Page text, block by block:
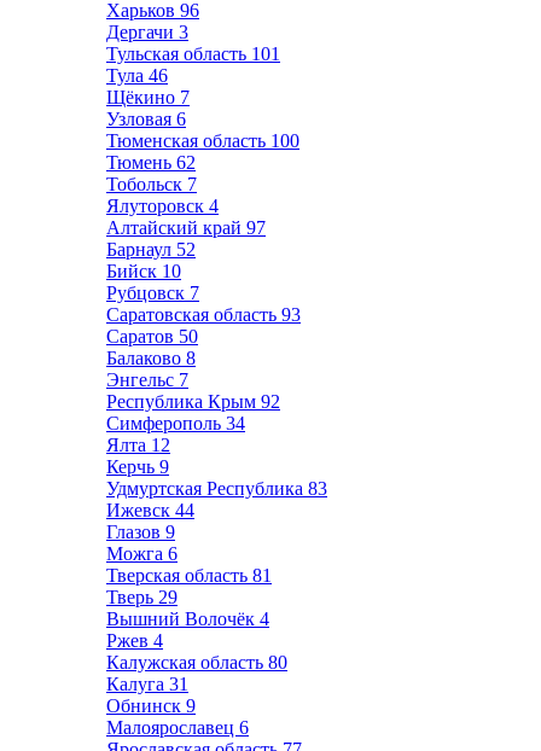
Харьков 96
Дергачи 3
Тульская область 101
Тула 46
Щёкино 7
Узловая 6
Тюменская область 100
Тюмень 62
Тобольск 7
Ялуторовск 4
Алтайский край 97
Барнаул 52
Бийск 10
Рубцовск 7
Саратовская область 93
Саратов 50
Балаково 8
Энгельс 7
Республика Крым 92
Симферополь 34
Ялта 12
Керчь 9
Удмуртская Республика 83
Ижевск 44
Глазов 9
Можга 6
Тверская область 81
Тверь 29
Вышний Волочёк 4
Ржев 4
Калужская область 80
Калуга 31
Обнинск 9
Малоярославец 6